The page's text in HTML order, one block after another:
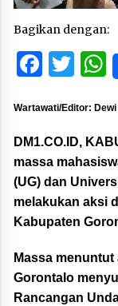
Bagikan dengan:
Wartawati/Editor:
DM1.CO.ID,
massa
(UG) dan
melakukan aksi
Kabupaten
Massa
Gorontalo
Rancangan